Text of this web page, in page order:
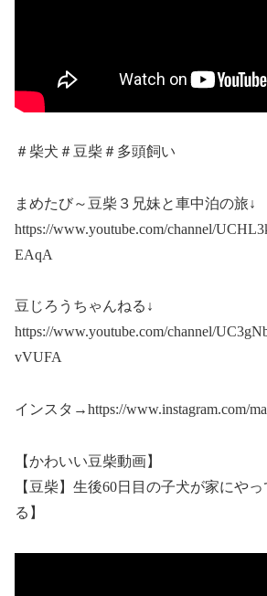
＃柴犬＃豆柴＃多頭飼い
まめたび～豆柴３兄妹と車中泊の旅↓
https://www.youtube.com/channel/
EAqA
豆じろうちゃんねる↓
https://www.youtube.com/channel/
vVUFA
インスタ→https://www.instagram.com/
【かわいい豆柴動画】
【豆柴】生後60日目の子犬が家にや
る】